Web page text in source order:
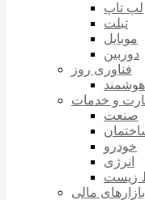
لپ تاپ
تبلت
موبایل
دوربین
فناوری روز
و خدمات
صنعت
خودرو
انرژی
زیست
بازارهای مالی